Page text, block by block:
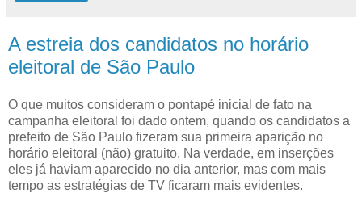
A estreia dos candidatos no horário
eleitoral de São Paulo
O que muitos consideram o pontapé inicial de fato na
campanha eleitoral foi dado ontem, quando os candidatos a
prefeito de São Paulo fizeram sua primeira aparição no
horário eleitoral (não) gratuito. Na verdade, em inserções
eles já haviam aparecido no dia anterior, mas com mais
tempo as estratégias de TV ficaram mais evidentes.